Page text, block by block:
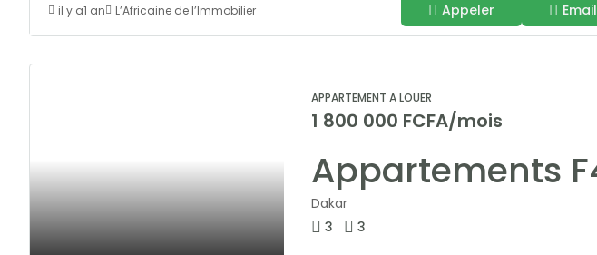
il y a1 an L’Africaine de l’Immobilier Appeler Email
APPARTEMENT A LOUER
1 800 000 FCFA/mois
Dakar
3
3